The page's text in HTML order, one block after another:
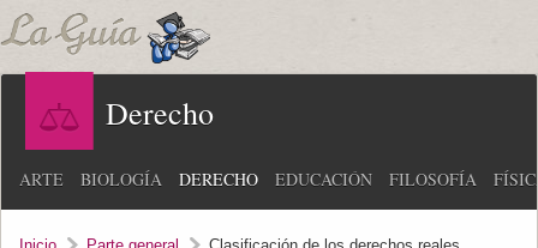
Derecho
ARTE BIOLOGÍA DERECHO EDUCACIÓN FILOSOFÍA